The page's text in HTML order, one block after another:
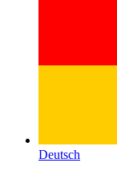
Deutsch